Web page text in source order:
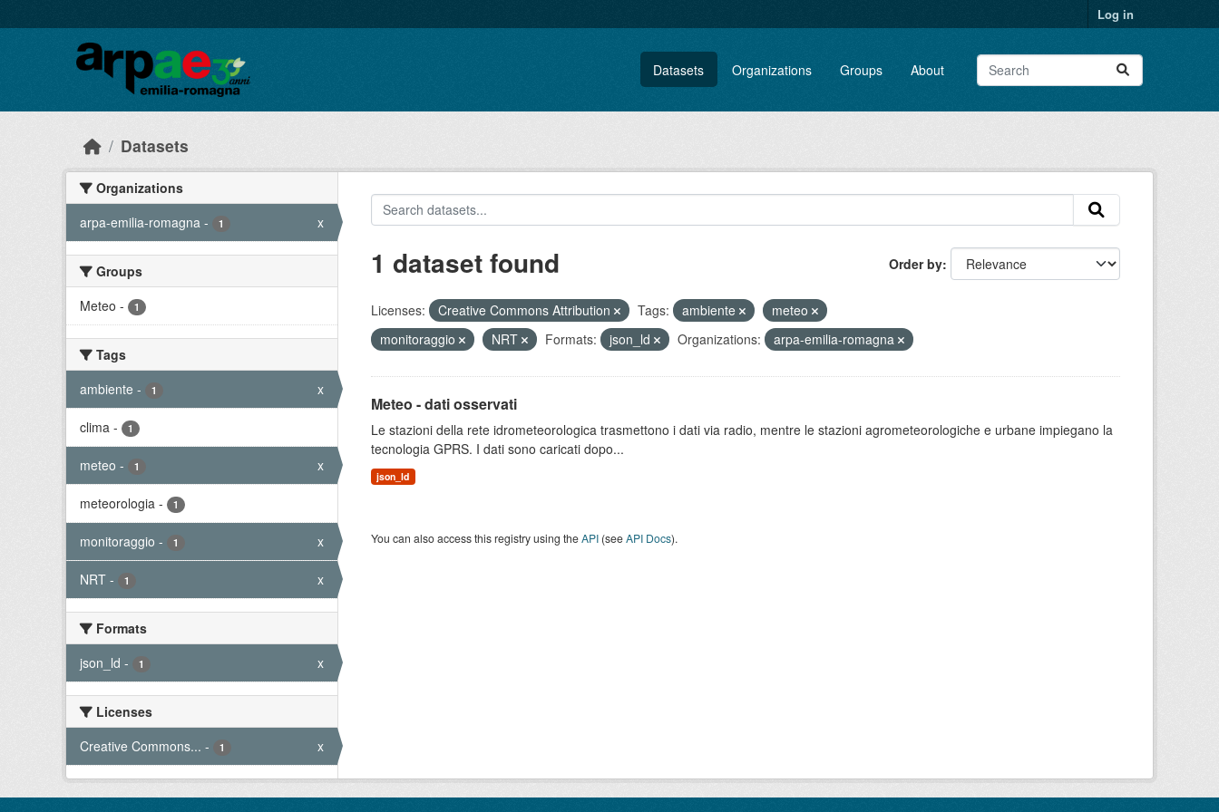
Log in
Datasets Organizations Groups About
Datasets
Organizations
arpa-emilia-romagna - 1 x
Groups
Meteo - 1
Tags
ambiente - 1 x
clima - 1
meteo - 1 x
meteorologia - 1
monitoraggio - 1 x
NRT - 1 x
Formats
json_ld - 1 x
Licenses
Creative Commons... - 1 x
Order by
1 dataset found
Licenses: Creative Commons Attribution Tags: ambiente
meteo
monitoraggio
NRT Formats: json_ld Organizations: arpa-emilia-romagna
Meteo - dati osservati
Le stazioni della rete idrometeorologica trasmettono i dati via radio, mentre le stazioni agrometeorologiche e urbane impiegano la
tecnologia GPRS. I dati sono caricati dopo...
json_ld
You can also access this registry using theAPI(seeAPI Docs).